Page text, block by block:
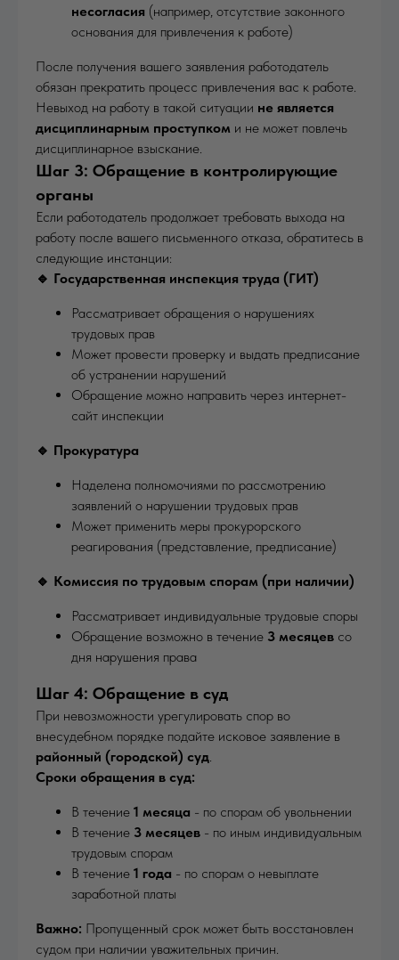
несогласия (например, отсутствие законного
основания для привлечения к работе)
После получения вашего заявления работодатель
обязан прекратить процесс привлечения вас к работе.
Невыход на работу в такой ситуации не является
дисциплинарным проступком и не может повлечь
дисциплинарное взыскание.
Шаг 3: Обращение в контролирующие
органы
Если работодатель продолжает требовать выхода на
работу после вашего письменного отказа, обратитесь в
следующие инстанции:
🔹 Государственная инспекция труда (ГИТ)
Рассматривает обращения о нарушениях
трудовых прав
Может провести проверку и выдать предписание
об устранении нарушений
Обращение можно направить через интернет-
сайт инспекции
🔹 Прокуратура
Наделена полномочиями по рассмотрению
заявлений о нарушении трудовых прав
Может применить меры прокурорского
реагирования (представление, предписание)
🔹 Комиссия по трудовым спорам (при наличии)
Рассматривает индивидуальные трудовые споры
Обращение возможно в течение 3 месяцев со
дня нарушения права
Шаг 4: Обращение в суд
При невозможности урегулировать спор во
внесудебном порядке подайте исковое заявление в
районный (городской) суд.
Сроки обращения в суд:
В течение 1 месяца - по спорам об увольнении
В течение 3 месяцев - по иным индивидуальным
трудовым спорам
В течение 1 года - по спорам о невыплате
заработной платы
Важно: Пропущенный срок может быть восстановлен
судом при наличии уважительных причин.